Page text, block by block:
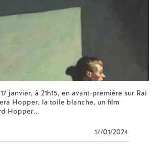
janvier, à 21h15, en avant-première sur Rai
Hopper, la toile blanche, un film
Hopper...
17/01/2024